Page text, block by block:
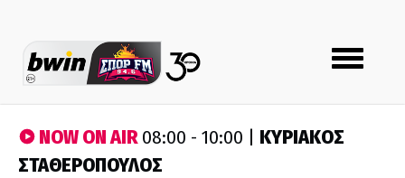
Toggle
navigation
NOW ON AIR08:00 - 10:00 | ΚΥΡΙΑΚΟΣ
ΣΤΑΘΕΡΟΠΟΥΛΟΣ